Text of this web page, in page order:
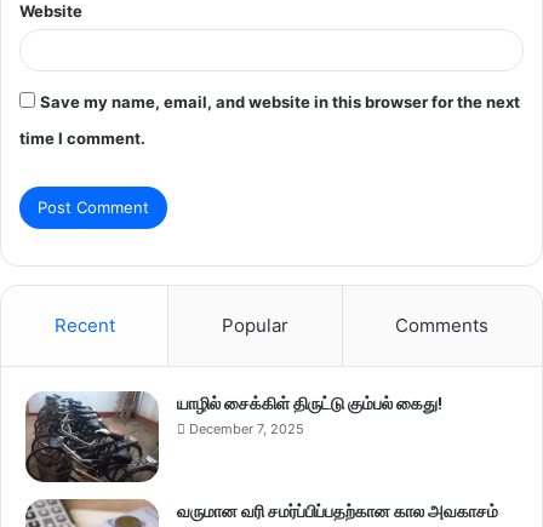
Website
Save my name, email, and website in this browser for the next
time I comment.
Recent Popular Comments
யாழில் சைக்கிள் திருட்டு கும்பல் கைது!
December 7, 2025
வருமான வரி சமர்ப்பிப்பதற்கான கால அவகாசம்